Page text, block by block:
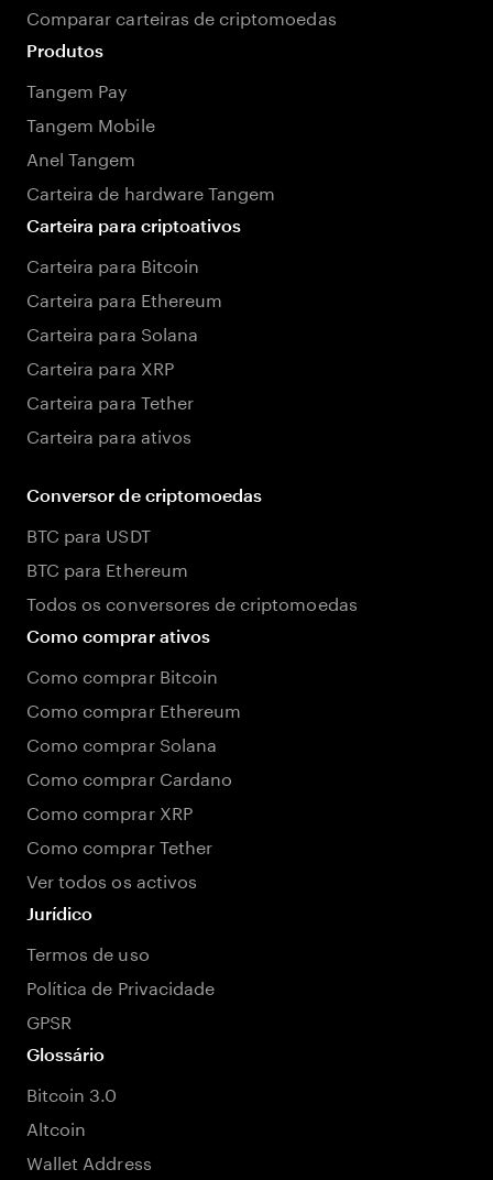
Comparar carteiras de criptomoedas
Produtos
Tangem Pay
Tangem Mobile
Anel Tangem
Carteira de hardware Tangem
Carteira para criptoativos
Carteira para Bitcoin
Carteira para Ethereum
Carteira para Solana
Carteira para XRP
Carteira para Tether
Carteira para ativos
Conversor de criptomoedas
BTC para USDT
BTC para Ethereum
Todos os conversores de criptomoedas
Como comprar ativos
Como comprar Bitcoin
Como comprar Ethereum
Como comprar Solana
Como comprar Cardano
Como comprar XRP
Como comprar Tether
Ver todos os activos
Jurídico
Termos de uso
Política de Privacidade
GPSR
Glossário
Bitcoin 3.0
Altcoin
Wallet Address